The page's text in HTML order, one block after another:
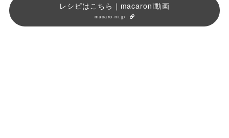
レシピはこちら｜macaroni動画
macaro-ni.jp